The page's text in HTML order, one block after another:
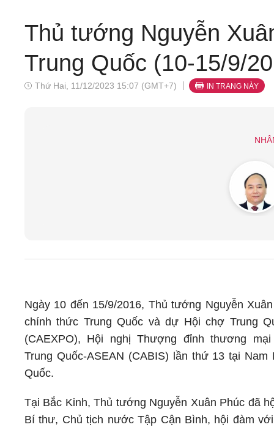
Thủ tướng Nguyễn
Trung Quốc (10-15/9/
Thứ Hai, 11/12/2023 15:07 (GMT+7) IN TRANG NÀY
Ngày 10 đến 15/9/2016, Thủ tướng Nguyễn
chính thức Trung Quốc và dự Hội chợ Trung
(CAEXPO), Hội nghị Thượng đỉnh thương
Trung Quốc-ASEAN (CABIS) lần thứ 13 tại Nam
Quốc.
Tại Bắc Kinh, Thủ tướng Nguyễn Xuân Phúc đã
Bí thư, Chủ tịch nước Tập Cận Bình, hội đàm